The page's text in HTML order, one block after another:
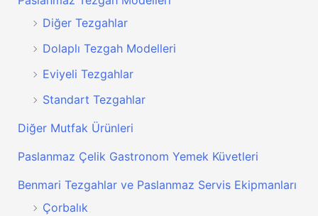
Diğer Tezgahlar
Dolaplı Tezgah Modelleri
Eviyeli Tezgahlar
Standart Tezgahlar
Diğer Mutfak Ürünleri
Paslanmaz Çelik Gastronom Yemek Küvetleri
Benmari Tezgahlar ve Paslanmaz Servis Ekipmanları
Çorbalık